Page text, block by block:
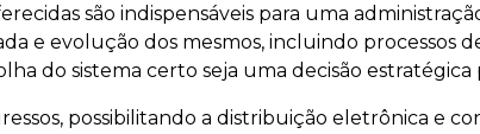
são indispensáveis para uma
e evolução dos mesmos, incluindo processos
do sistema certo seja uma decisão estratégica
possibilitando a distribuição eletrônica e